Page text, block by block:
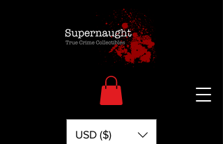
USD ($)